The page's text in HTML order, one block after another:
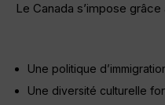
Le Canada s’impose grâce
Une politique
Une diversité culturelle